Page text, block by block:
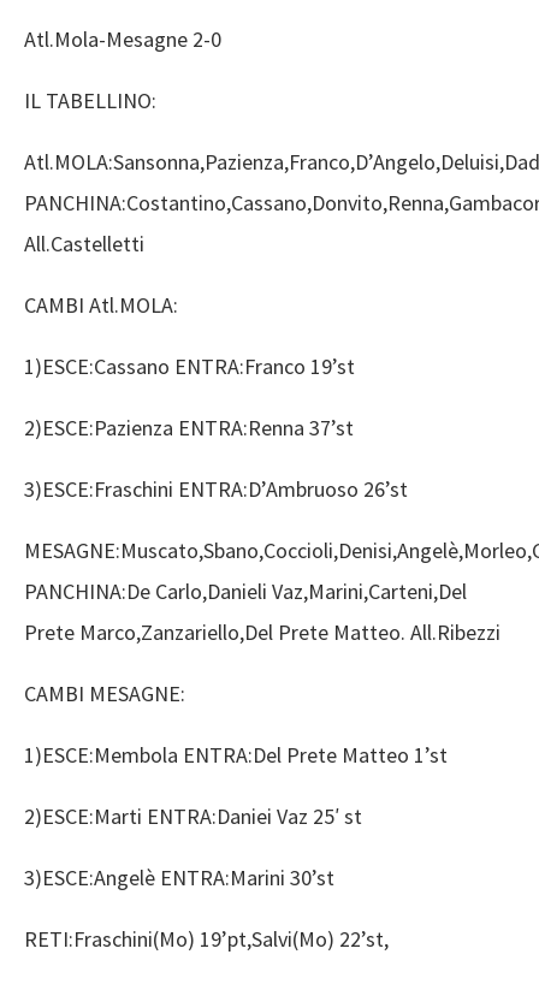
Atl.Mola-Mesagne 2-0
IL TABELLINO:
All.Castelletti
CAMBI Atl.MOLA:
1)ESCE:Cassano ENTRA:Franco 19’st
2)ESCE:Pazienza ENTRA:Renna 37’st
3)ESCE:Fraschini ENTRA:D’Ambruoso 26’st
PANCHINA:De Carlo,Danieli Vaz,Marini,Carteni,Del
Prete Marco,Zanzariello,Del Prete Matteo. All.Ribezzi
CAMBI MESAGNE:
1)ESCE:Membola ENTRA:Del Prete Matteo 1’st
2)ESCE:Marti ENTRA:Daniei Vaz 25′ st
3)ESCE:Angelè ENTRA:Marini 30’st
RETI:Fraschini(Mo) 19’pt,Salvi(Mo) 22’st,